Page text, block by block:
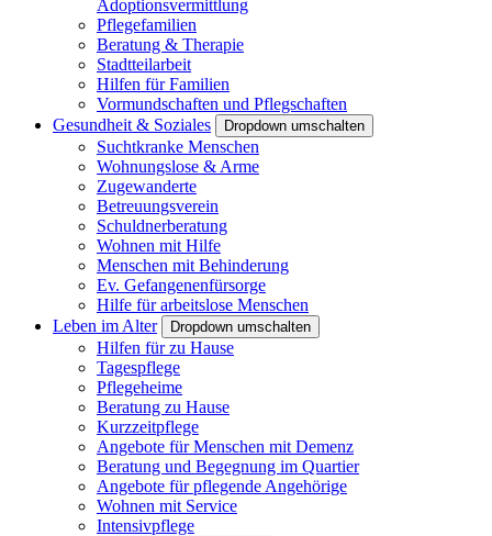
Adoptionsvermittlung
Pflegefamilien
Beratung & Therapie
Stadtteilarbeit
Hilfen für Familien
Vormundschaften und Pflegschaften
Gesundheit & Soziales
Dropdown umschalten
Suchtkranke Menschen
Wohnungslose & Arme
Zugewanderte
Betreuungsverein
Schuldnerberatung
Wohnen mit Hilfe
Menschen mit Behinderung
Ev. Gefangenenfürsorge
Hilfe für arbeitslose Menschen
Leben im Alter
Dropdown umschalten
Hilfen für zu Hause
Tagespflege
Pflegeheime
Beratung zu Hause
Kurzzeitpflege
Angebote für Menschen mit Demenz
Beratung und Begegnung im Quartier
Angebote für pflegende Angehörige
Wohnen mit Service
Intensivpflege